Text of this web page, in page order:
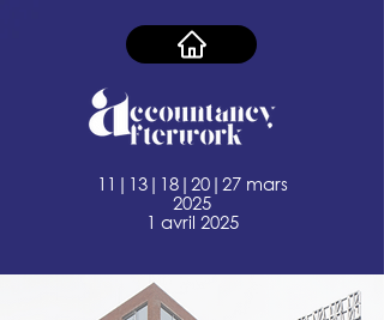
11|13|18|20|27 mars
2025
1 avril 2025